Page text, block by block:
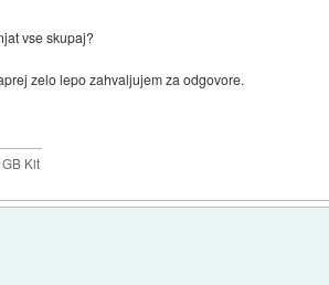
vse skupaj?
zelo lepo zahvaljujem za odgovore.
Kit